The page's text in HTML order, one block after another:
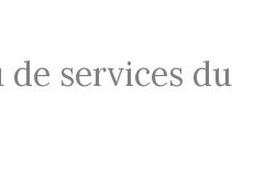
de services du